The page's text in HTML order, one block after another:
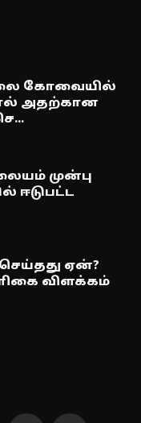
கோவையில்
அதற்கான
முன்பு
ஈடுபட்ட
ஏன்?
விளக்கம்